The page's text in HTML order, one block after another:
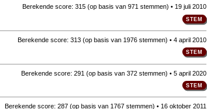
Berekende score: 315(op basis van 971 stemmen) • 19 juli 2010
Berekende score: 313(op basis van 1976 stemmen) • 4 april 2010
Berekende score: 291 (op basis van 372 stemmen) • 5 april 2020
Berekende score: 287(op basis van 1767 stemmen) • 16 oktober 2011